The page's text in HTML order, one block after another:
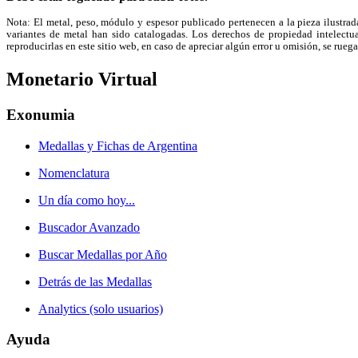
Nota: El metal, peso, módulo y espesor publicado pertenecen a la pieza
variantes de metal han sido catalogadas. Los derechos de propiedad
reproducirlas en este sitio web, en caso de apreciar algún error u omisión, se
Monetario Virtual
Exonumia
Medallas y Fichas de Argentina
Nomenclatura
Un día como hoy...
Buscador Avanzado
Buscar Medallas por Año
Detrás de las Medallas
Analytics (solo usuarios)
Ayuda